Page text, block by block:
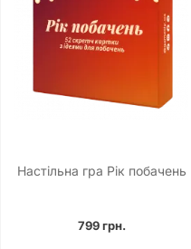
Настільна гра Рік побачень
799 грн.